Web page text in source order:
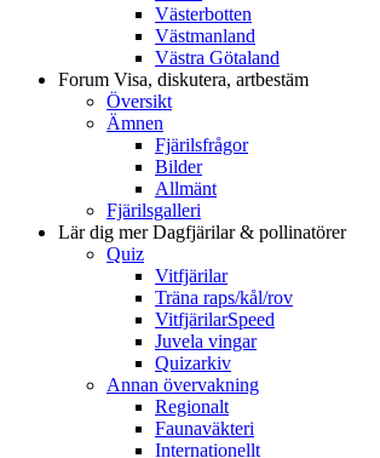
Västerbotten
Västmanland
Västra Götaland
Forum Visa, diskutera, artbestäm
Översikt
Ämnen
Fjärilsfrågor
Bilder
Allmänt
Fjärilsgalleri
Lär dig merDagfjärilar & pollinatörer
Quiz
Vitfjärilar
Träna raps/kål/rov
VitfjärilarSpeed
Juvela vingar
Quizarkiv
Annan övervakning
Regionalt
Faunaväkteri
Internationellt